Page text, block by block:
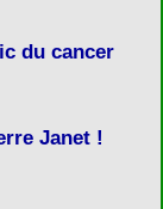
du cancer
Janet !